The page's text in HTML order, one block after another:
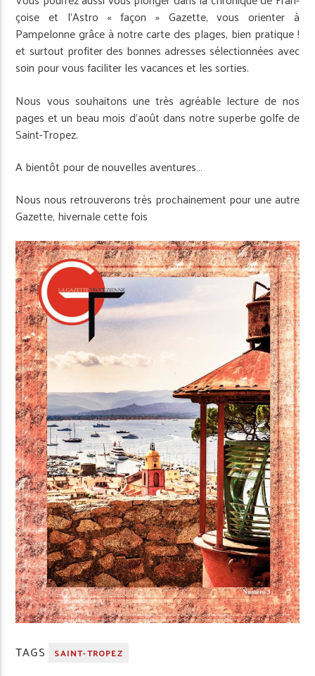
çoise et l’Astro « façon » Gazette, vous orienter à
Pampelonne grâce à notre carte des plages, bien pratique !
et surtout pro­fiter des bonnes adresses sélectionnées avec
soin pour vous faciliter les vacances et les sorties.
Nous vous souhaitons une très agréable lecture de nos
pages et un beau mois d’août dans notre superbe golfe de
Saint­-Tropez.
A bientôt pour de nouvelles aventures…
Nous nous retrouverons très prochainement pour une autre
Gazette, hivernale cette fois
TAGS SAINT-TROPEZ